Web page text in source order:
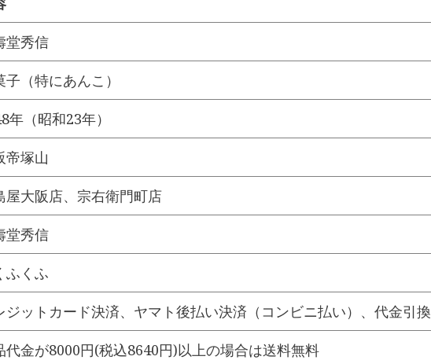
堂秀信
子（特にあんこ）
年（昭和23年）
帝塚山
屋大阪店、宗右衛門町店
堂秀信
ふくふ
ジットカード決済、ヤマト後払い決済（コンビニ払い）、代金引換
代金が8000円(税込8640円)以上の場合は送料無料